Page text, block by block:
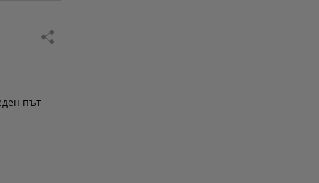
път